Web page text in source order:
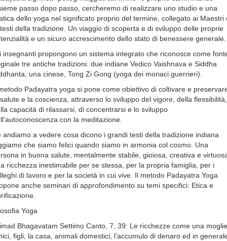
passo dopo passo, cercheremo di realizzare uno studio e una
dello yoga nel significato proprio del termine, collegato ai Maestri
della tradizione. Un viaggio di scoperta e di sviluppo delle proprie
e un sicuro accrescimento dello stato di benessere generale.
insegnanti propongono un sistema integrato che riconosce come
tre antiche tradizioni: due indiane Vedico Vaishnava e Siddha
una cinese, Tong Zi Gong (yoga dei monaci guerrieri).
Padayatra yoga si pone come obiettivo di coltivare e
e la coscienza, attraverso lo sviluppo del vigore, della flessibilità,
capacità di rilassarsi, di concentrarsi e lo sviluppo
con la meditazione.
andiamo a vedere cosa dicono i grandi testi della tradizione indiana
che siamo felici quando siamo in armonia col cosmo. Una
in buona salute, mentalmente stabile, gioiosa, creativa e
ricchezza inestimabile per se stessa, per la propria famiglia, per i
di lavoro e per la società in cui vive. Il metodo Padayatra Yoga
anche seminari di approfondimento su temi specifici: Etica e
Yoga
Bhagavatam Settimo Canto, 7, 39: Le ricchezze come una
figli, la casa, animali domestici, l’accumulo di denaro ed in